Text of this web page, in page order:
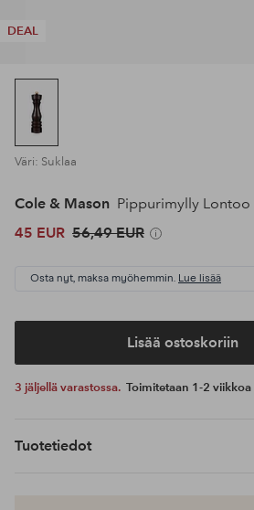
DEAL
Väri: Suklaa
Cole & Mason Pippurimylly Lontoo
45 EUR 56,49 EUR
Osta nyt, maksa myöhemmin. Lue lisää
Lisää ostoskoriin
3 jäljellä varastossa. Toimitetaan 1-2 viikkoa
Tuotetiedot